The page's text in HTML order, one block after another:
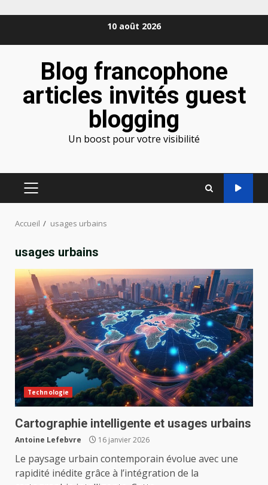
10 août 2026
Blog francophone
articles invités guest
blogging
Un boost pour votre visibilité
MENU
Accueil usages urbains
usages urbains
Technologie
Cartographie intelligente et usages urbains
Antoine Lefebvre 16 janvier 2026
Le paysage urbain contemporain évolue avec une
rapidité inédite grâce à l’intégration de la